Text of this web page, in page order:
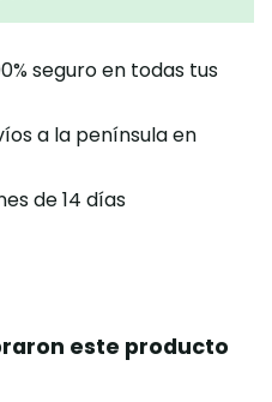
seguro en todas tus
a la península en
de 14 días
este producto